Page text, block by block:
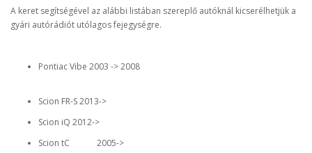
A keret segítségével az alábbi listában szereplő autóknál kicserélhetjük a
gyári autórádiót utólagos fejegységre.
Pontiac Vibe 2003 -> 2008
Scion FR-S 2013->
Scion iQ 2012->
Scion tC 2005->